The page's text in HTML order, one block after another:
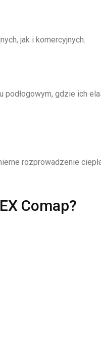
jak i komercyjnych.
podłogowym, gdzie ich
rozprowadzenie
Comap?